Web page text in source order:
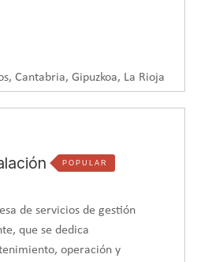
de calderas de
una
de inerciaprincipal de 1000 L
han colocado
la vivienda y el comedor, con
depósito, pero para estas
Cantabria, Gipuzkoa, La Rioja
POPULAR
de servicios de gestión
que se dedica
operación y